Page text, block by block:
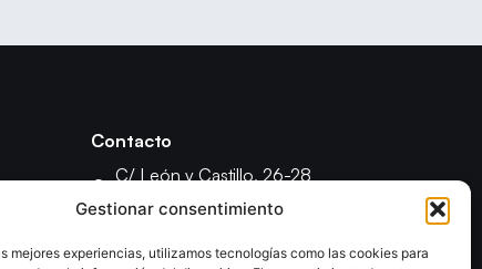
Gestionar consentimiento
mejores experiencias, utilizamos tecnologías como las cookies para
Contacto
C/ León y Castillo, 26-28
35003 - Las Palmas de Gran Canaria